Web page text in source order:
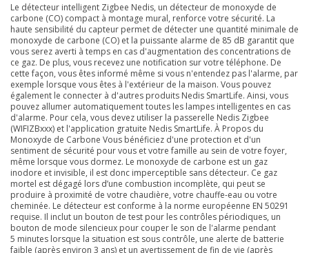
Le détecteur intelligent Zigbee Nedis, un détecteur de monoxyde de
carbone (CO) compact à montage mural, renforce votre sécurité. La
haute sensibilité du capteur permet de détecter une quantité minimale de
monoxyde de carbone (CO) et la puissante alarme de 85 dB garantit que
vous serez averti à temps en cas d'augmentation des concentrations de
ce gaz. De plus, vous recevez une notification sur votre téléphone. De
cette façon, vous êtes informé même si vous n'entendez pas l'alarme, par
exemple lorsque vous êtes à l'extérieur de la maison. Vous pouvez
également le connecter à d'autres produits Nedis SmartLife. Ainsi, vous
pouvez allumer automatiquement toutes les lampes intelligentes en cas
d'alarme. Pour cela, vous devez utiliser la passerelle Nedis Zigbee
(WIFIZBxxx) et l'application gratuite Nedis SmartLife. À Propos du
Monoxyde de Carbone Vous bénéficiez d'une protection et d'un
sentiment de sécurité pour vous et votre famille au sein de votre foyer,
même lorsque vous dormez. Le monoxyde de carbone est un gaz
inodore et invisible, il est donc imperceptible sans détecteur. Ce gaz
mortel est dégagé lors d’une combustion incomplète, qui peut se
produire à proximité de votre chaudière, votre chauffe-eau ou votre
cheminée. Le détecteur est conforme à la norme européenne EN 50291
requise. Il inclut un bouton de test pour les contrôles périodiques, un
bouton de mode silencieux pour couper le son de l'alarme pendant
5 minutes lorsque la situation est sous contrôle, une alerte de batterie
faible (après environ 3 ans) et un avertissement de fin de vie (après